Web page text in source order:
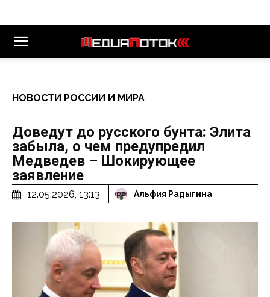
НОВОСТИ РОССИИ И МИРА
Доведут до русского бунта: Элита
забыла, о чем предупредил
Медведев – Шокирующее
заявление
12.05.2026, 13:13 Альфия Радыгина